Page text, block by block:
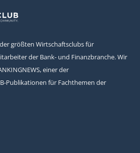
größten Wirtschaftsclubs für
der Bank- und Finanzbranche. Wir
einer der
Publikationen für Fachthemen der